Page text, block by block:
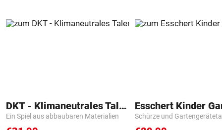
DKT - Klimaneutrales Talent
Ein Spiel aus abbaubaren Materialien Schürze und